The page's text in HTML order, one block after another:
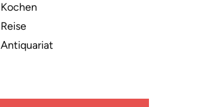
Kochen
Reise
Antiquariat